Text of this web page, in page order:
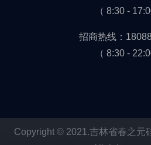
（ 8:30 -
招商热线：
（ 8:30 -
Copyright © 2021.吉林省春之元